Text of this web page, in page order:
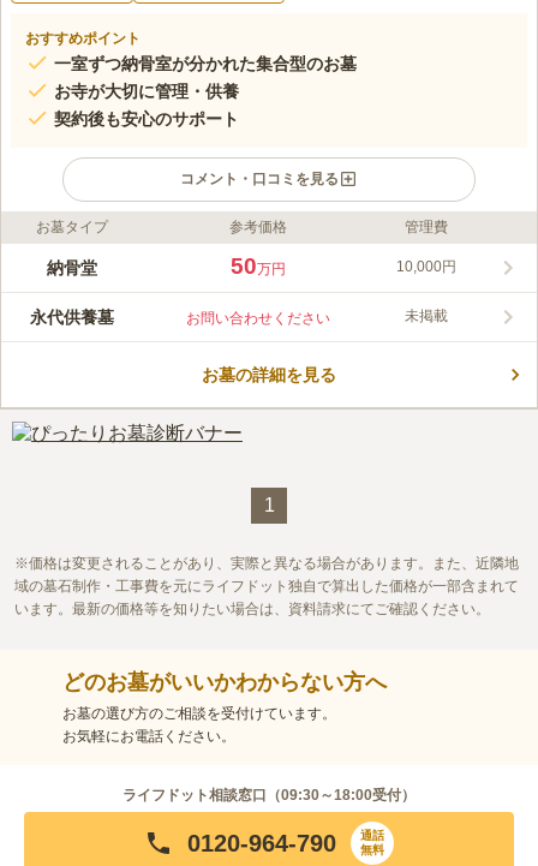
おすすめポイント
一室ずつ納骨室が分かれた集合型のお墓
お寺が大切に管理・供養
契約後も安心のサポート
コメント・口コミを見る
ライフドット編集部のコメント
仙台若林区にある保春院は地下鉄『薬師堂駅』から徒歩8分、仙
院です。駐車場完備のため、車でも安心してお越し頂けます。後
継者がいない方も安心して眠ることが出来る合同永代供養墓で
です。また由緒正しきこの寺院の本堂には、本尊「聖観世音菩
この霊園はまだ誰からも評価されていません。
お墓タイプ 参考価格 管理費
納骨堂 50万円 10,000円
永代供養墓 お問い合わせください 未掲載
お墓の詳細を見る
1
価格は変更されることがあり、実際と異なる場合があります。また、近隣地
域の墓石制作・工事費を元にライフドット独自で算出した価格が一部含まれて
います。最新の価格等を知りたい場合は、資料請求にてご確認ください。
どのお墓がいいかわからない方へ
お墓の選び方のご相談を受付けています。
お気軽にお電話ください。
ライフドット相談窓口（09:30～18:00受付）
0120-964-790
通話
無料